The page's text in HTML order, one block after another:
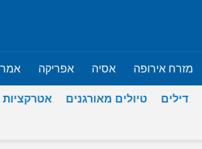
מזרח אירופה אסיה אפריקה
דילים טיולים מאורגנים אטרקציות